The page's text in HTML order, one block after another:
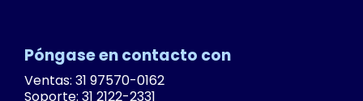
Póngase en contacto con
Ventas: 31 97570-0162
Soporte: 31 2122-2331